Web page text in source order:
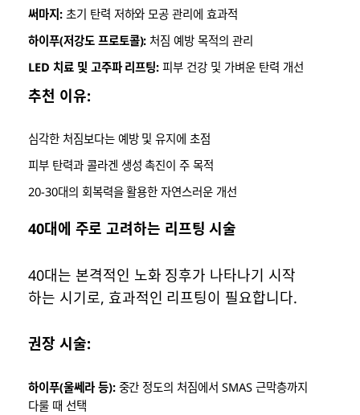
써마지:초기 탄력 저하와 모공 관리에 효과적
하이푸(저강도 프로토콜): 처짐 예방 목적의 관리
LED 치료 및 고주파 리프팅: 피부 건강 및 가벼운 탄력 개선
추천 이유:
심각한 처짐보다는 예방 및 유지에 초점
피부 탄력과 콜라겐 생성 촉진이 주 목적
20-30대의 회복력을 활용한 자연스러운 개선
40대에 주로 고려하는 리프팅 시술
40대는 본격적인 노화 징후가 나타나기 시작
하는 시기로, 효과적인 리프팅이 필요합니다.
권장 시술:
하이푸(울쎄라 등):중간 정도의 처짐에서 SMAS 근막층까지
다룰 때 선택